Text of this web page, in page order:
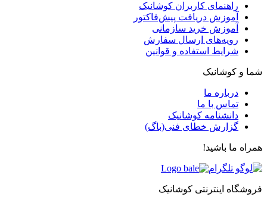
راهنمای کاربران کوشانیک
آموزش دریافت پیش‌فاکتور
آموزش خرید سازمانی
رویه‌های ارسال سفارش
شرایط استفاده و قوانین
شما و کوشانیک
درباره ما
تماس با ما
دانشنامه کوشانیک
گزارش خطای فنی(باگ)
همراه ما باشید!
فروشگاه اینترنتی کوشانیک